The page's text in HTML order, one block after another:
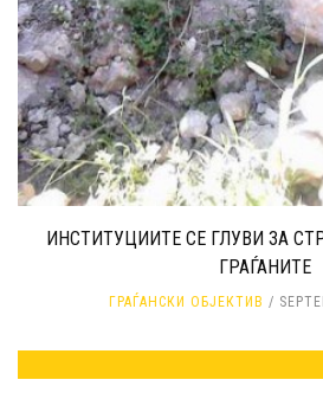
ИНСТИТУЦИИТЕ СЕ ГЛУВИ ЗА
ГРАЃАНИТЕ
ГРАЃАНСКИ ОБЈЕКТИВ